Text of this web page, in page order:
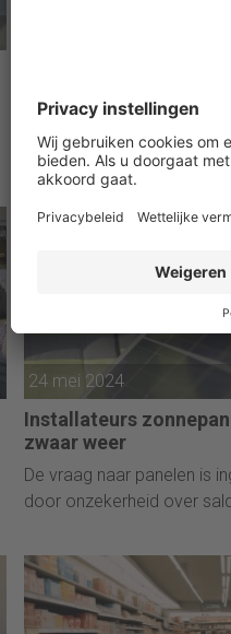
JPMorgan beboet voor
ordercontrole
24 mei 2024
Installateurs
zwaar weer
De vraag naar panelen is
door onzekerheid over